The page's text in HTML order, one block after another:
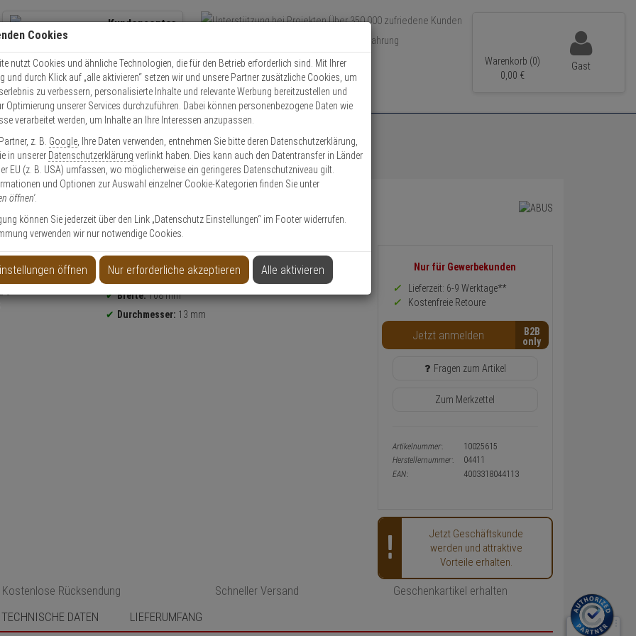
Kundencenter
Kontaktservice nutzen
Mo. - Do.: 8:00 - 16:30 Fr. 8:00 - 14:00 Uhr
Über 350.000 zufriedene Kunden
Über 15 Jahre Erfahrung
Schneller Versand
Warenkorb (0)
0, 00 €
Gast
Granit X-Plus 540/160HB230 gl.
540/160HB230 gl.
Produktinformationen
Bügelschloss - Modell: GRANIT X Plus
Sicherheitslevel:15
Breite:108 mm
Durchmesser: 13 mm
Informationen
Preis,
Verfügbakeit
Warenkorb-
oder
Konfigurieren-
Nur für Gewerbekunden
Lieferzeit: 6-9 Werktage**
Kostenfreie Retoure
Jetzt anmelden B2B
Fragen zum Artikel
Zum Merkzettel
Artikelnummer:
10025615
Herstellernummer:
04411
EAN:
4003318044113
Jetzt Geschäftskunde
werden und attraktive
Vorteile erhalten.
Kostenlose Rücksendung Schneller Versand
Geschenkartikel erhalten
TECHNISCHE DATEN LIEFERUMFANG
Cookies
nutzt Cookies und ähnliche Technologien, die für den Betrieb erforderlich sind. Mit Ihrer
und durch Klick auf „alle aktivieren“ setzen wir und unsere Partner zusätzliche Cookies, um
zu verbessern, personalisierte Inhalte und relevante Werbung bereitzustellen und
Optimierung unserer Services durchzuführen. Dabei können personenbezogene Daten wie
verarbeitet werden, um Inhalte an Ihre Interessen anzupassen.
z. B. Google , Ihre Daten verwenden, entnehmen Sie bitte deren Datenschutzerklärung,
in unserer Datenschutzerklärung verlinkt haben. Dies kann auch den Datentransfer in Länder
EU (z. B. USA) umfassen, wo möglicherweise ein geringeres Datenschutzniveau gilt.
und Optionen zur Auswahl einzelner Cookie-Kategorien finden Sie unter
öffnen'.
können Sie jederzeit über den Link „Datenschutz Einstellungen“ im Footer widerrufen.
verwenden wir nur notwendige Cookies.
öffnen Nur erforderliche akzeptieren Alle aktivieren